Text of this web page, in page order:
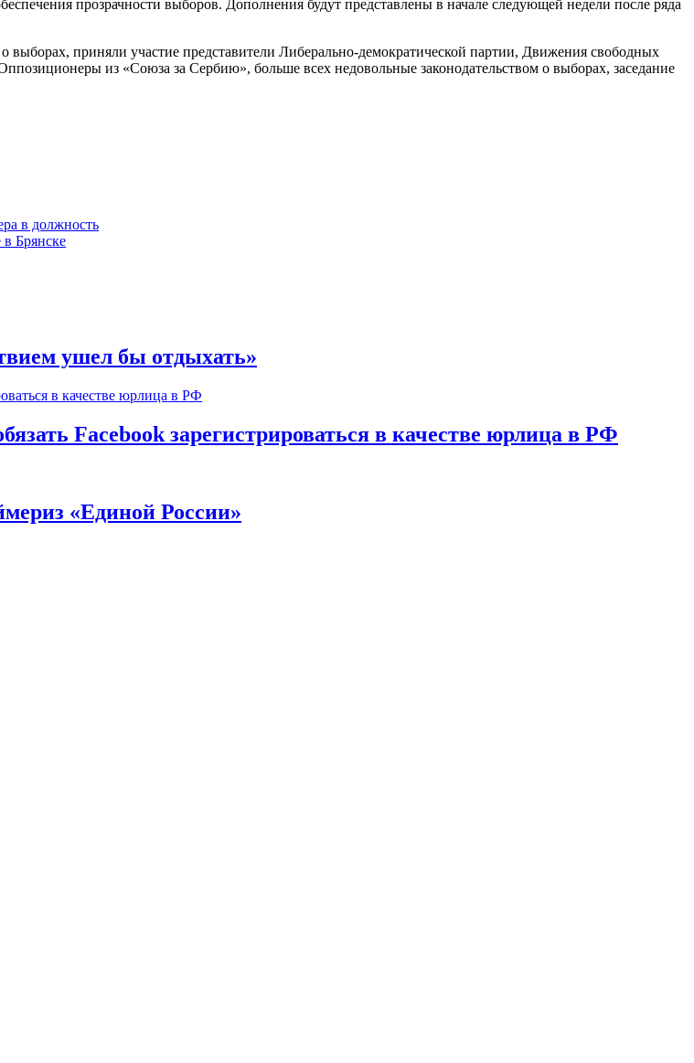
прозрачности выборов. Дополнения будут представлены в начале следующей недели после ряда
выборах, приняли участие представители Либерально-демократической партии, Движения свободных
из «Союза за Сербию», больше всех недовольные законодательством о выборах, заседание
в должность
в Брянске
ушел бы отдыхать»
Facebook зарегистрироваться в качестве юрлица в РФ
«Единой России»